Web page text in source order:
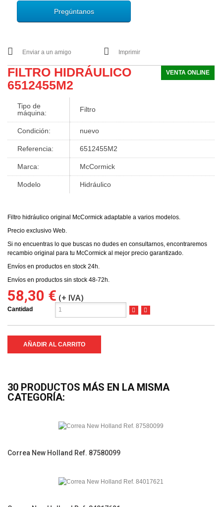
Pregúntanos
Enviar a un amigo Imprimir
VENTA ONLINE
FILTRO HIDRÁULICO
6512455M2
Tipo de
máquina:
Filtro
Condición: nuevo
Referencia: 6512455M2
Marca: McCormick
Modelo Hidráulico
Filtro hidráulico original McCormick adaptable a varios modelos.
Precio exclusivo Web.
Si no encuentras lo que buscas no dudes en consultarnos, encontraremos
recambio original para tu McCormick al mejor precio garantizado.
Envíos en productos en stock 24h.
Envíos en productos sin stock 48-72h.
58,30 € (+ IVA)
Cantidad
AÑADIR AL CARRITO
30 PRODUCTOS MÁS EN LA MISMA
CATEGORÍA:
Correa New Holland Ref. 87580099